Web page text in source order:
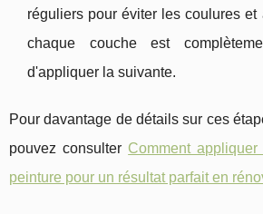
réguliers pour éviter les coulures et
chaque couche est
d'appliquer la suivante.
Pour davantage de détails sur ces
pouvez consulter Comment
peinture pour un résultat parfait en